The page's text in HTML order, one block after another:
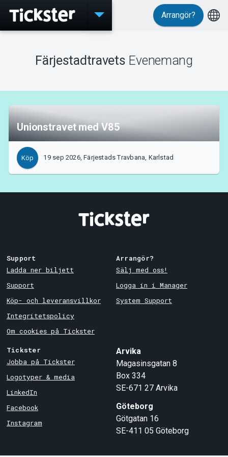
Evenemang
Support
Om Tickster
Arrangör?
Färjestadtravets Evenemang
Unionstravet med V85
Köp 19 sep 2026, Färjestads Travbana, Karlstad
Support
Ladda ner biljett
Support
Köp- och leveransvillkor
Integritetspolicy
Om cookies på Tickster
Arrangör?
Sälj med oss!
Logga in i Manager
System Support
Tickster
Jobba på Tickster
Logotyper & media
LinkedIn
Facebook
Instagram
Arvika
Magasinsgatan 8
Box 334
SE-671 27 Arvika
Göteborg
Götgatan 16
SE-411 05 Göteborg